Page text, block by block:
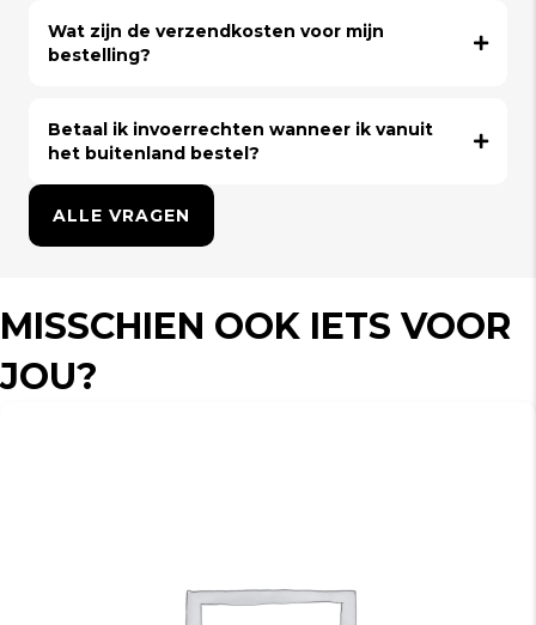
Wat zijn de verzendkosten voor mijn
bestelling?
Betaal ik invoerrechten wanneer ik vanuit
het buitenland bestel?
ALLE VRAGEN
MISSCHIEN OOK IETS VOOR
JOU?